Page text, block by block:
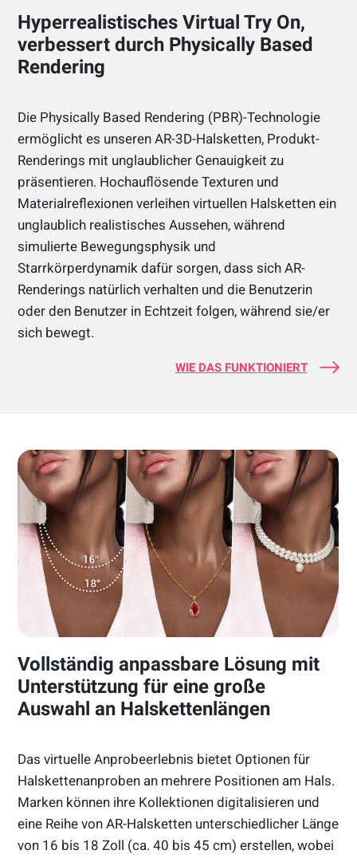
Hyperrealistisches Virtual Try On,
verbessert durch Physically Based
Rendering
Die Physically Based Rendering (PBR)-Technologie
ermöglicht es unseren AR-3D-Halsketten, Produkt-
Renderings mit unglaublicher Genauigkeit zu
präsentieren. Hochauflösende Texturen und
Materialreflexionen verleihen virtuellen Halsketten ein
unglaublich realistisches Aussehen, während
simulierte Bewegungsphysik und
Starrkörperdynamik dafür sorgen, dass sich AR-
Renderings natürlich verhalten und die Benutzerin
oder den Benutzer in Echtzeit folgen, während sie/er
sich bewegt.
WIE DAS FUNKTIONIERT
Vollständig anpassbare Lösung mit
Unterstützung für eine große
Auswahl an Halskettenlängen
Das virtuelle Anprobeerlebnis bietet Optionen für
Halskettenanproben an mehrere Positionen am Hals.
Marken können ihre Kollektionen digitalisieren und
eine Reihe von AR-Halsketten unterschiedlicher Länge
von 16 bis 18 Zoll (ca. 40 bis 45 cm) erstellen, wobei